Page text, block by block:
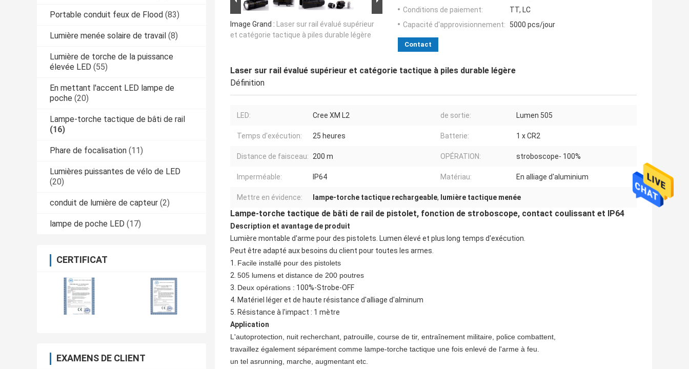
Portable conduit feux de Flood (83)
Lumière menée solaire de travail (8)
Lumière de torche de la puissance
élevée LED (55)
En mettant l'accent LED lampe de
poche (20)
Lampe-torche tactique de bâti de rail
(16)
Phare de focalisation (11)
Lumières puissantes de vélo de LED
(20)
conduit de lumière de capteur (2)
lampe de poche LED (17)
CERTIFICAT
EXAMENS DE CLIENT
Image Grand : Laser sur rail évalué supérieur
et catégorie tactique à piles durable légère
Conditions de paiement:
TT, LC
Capacité d'approvisionnement:
5000 pcs/jour
Contact
Laser sur rail évalué supérieur et catégorie tactique à piles durable légère
Définition
LED: Cree XM L2 de sortie: Lumen 505
Temps d'exécution: 25 heures Batterie: 1 x CR2
Distance de faisceau: 200 m OPÉRATION: stroboscope- 100%
Imperméable: IP64 Matériau: En alliage d'aluminium
Mettre en évidence: lampe-torche tactique rechargeable, lumière tactique menée
Lampe-torche tactique de bâti de rail de pistolet, fonction de stroboscope, contact coulissant et IP64
Description et avantage de produit
Lumière montable d'arme pour des pistolets. Lumen élevé et plus long temps d'exécution.
Peut être adapté aux besoins du client pour toutes les armes.
1. Facile installé pour des pistolets
2. 505 lumens et distance de 200 poutres
3. Deux opérations : 100%-Strobe-OFF
4. Matériel léger et de haute résistance d'alliage d'alminum
5. Résistance à l'impact : 1 mètre
Application
L'autoprotection, nuit recherchant, patrouille, course de tir, entraînement militaire, police combattent,
travaillez également séparément comme lampe-torche tactique une fois enlevé de l'arme à feu.
un tel asrunning, marche, augmentant etc.